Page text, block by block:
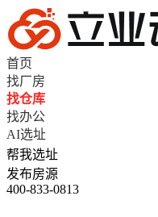
首页
找厂房
找仓库
找办公
AI选址
帮我选址
发布房源
400-833-0813